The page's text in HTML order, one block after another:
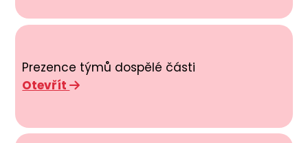
Prezence týmů dospělé části
Otevřít